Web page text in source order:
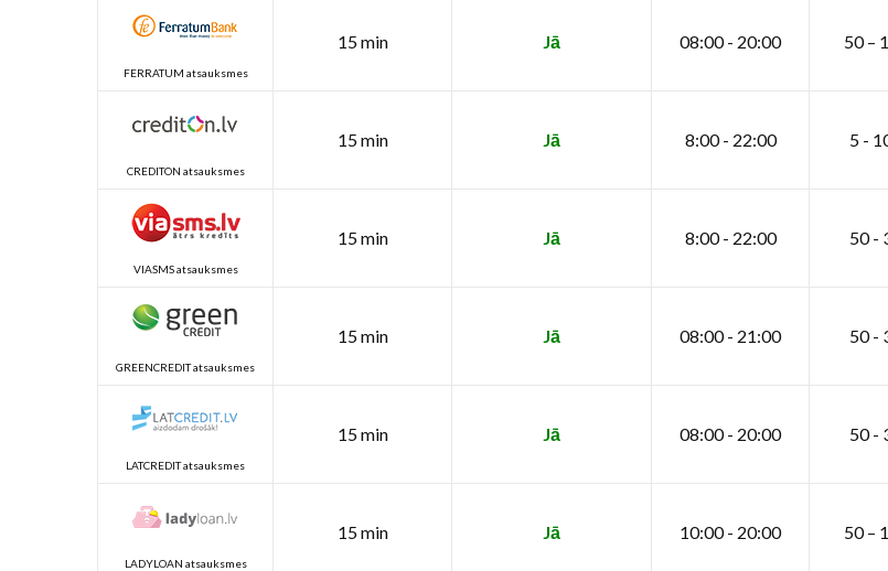
FERRATUM atsauksmes
15 min Jā 08:00 - 20:00 50 –
CREDITON atsauksmes
15 min Jā 8:00 - 22:00 5 -
VIASMS atsauksmes
15 min Jā 8:00 - 22:00 50 -
GREENCREDIT atsauksmes
15 min Jā 08:00 - 21:00 50 -
LATCREDIT atsauksmes
15 min Jā 08:00 - 20:00 50 -
LADYLOAN atsauksmes
15 min Jā 10:00 - 20:00 50 –